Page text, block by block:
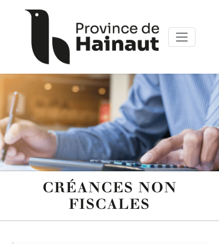
Panneau de gestion des cookies
CRÉANCES NON
FISCALES